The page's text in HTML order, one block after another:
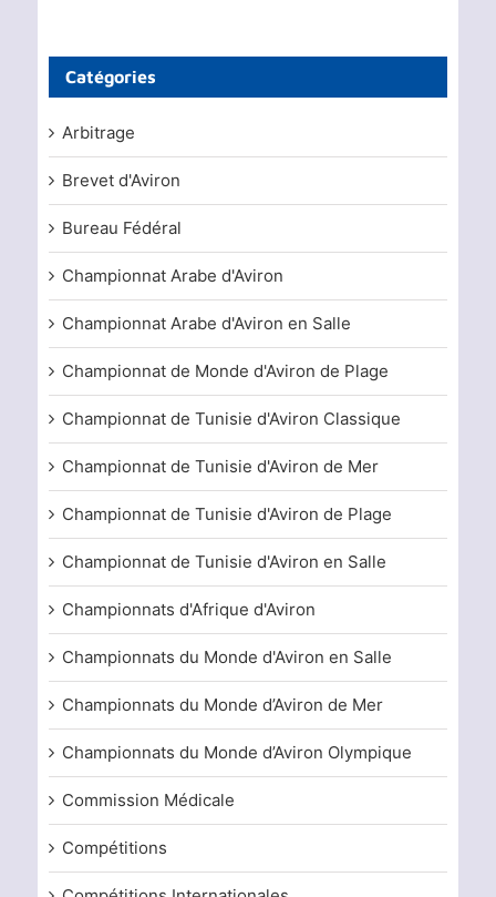
Catégories
Arbitrage
Brevet d'Aviron
Bureau Fédéral
Championnat Arabe d'Aviron
Championnat Arabe d'Aviron en Salle
Championnat de Monde d'Aviron de Plage
Championnat de Tunisie d'Aviron Classique
Championnat de Tunisie d'Aviron de Mer
Championnat de Tunisie d'Aviron de Plage
Championnat de Tunisie d'Aviron en Salle
Championnats d'Afrique d'Aviron
Championnats du Monde d'Aviron en Salle
Championnats du Monde d’Aviron de Mer
Championnats du Monde d’Aviron Olympique
Commission Médicale
Compétitions